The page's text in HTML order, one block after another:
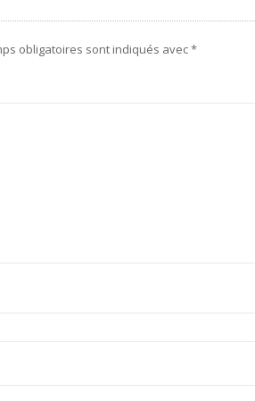
obligatoires sont indiqués avec*